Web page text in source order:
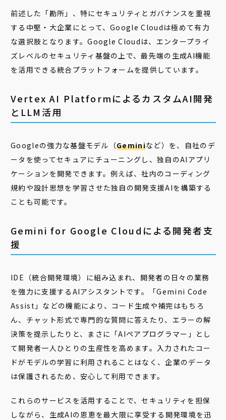
前述した「勘所」、特にセキュリティとガバナンスを重視
する中堅・大企業にとって、Google Cloudは極めて有力
な選択肢となります。Google Cloudは、エンタープライ
ズレベルのセキュリティ基盤の上で、最先端の生成AI機能
を活用できる統合プラットフォームを提供しています。
Vertex AI PlatformによるカスタムAI開発
とLLM活用
Googleの強力な基盤モデル（Geminiなど）を、自社のデ
ータを使ってセキュアにチューニングし、独自のAIアプリ
ケーションを開発できます。例えば、社内のコーディング
規約や設計思想を学習させた独自の開発支援AIを構築する
ことも可能です。
Gemini for Google Cloudによる開発者支
援
IDE（統合開発環境）に組み込まれ、開発者の日々の業務
を強力に支援するAIアシスタントです。「Gemini Code
Assist」などの機能により、コード生成や補完はもちろ
ん、チャット形式で専門的な質問に答えたり、エラーの解
決策を提示したりと、まさに「AIペアプログラマー」とし
て開発者一人ひとりの生産性を高めます。入力されたコー
ドがモデルの学習に利用されることはなく、企業のデータ
は保護されるため、安心して利用できます。
これらのサービスを活用することで、セキュリティを担保
しながら、生成AIの恩恵を最大限に享受する開発環境を迅